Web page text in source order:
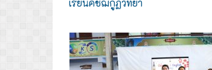
เรียนคิชฌกูฏวิทยา